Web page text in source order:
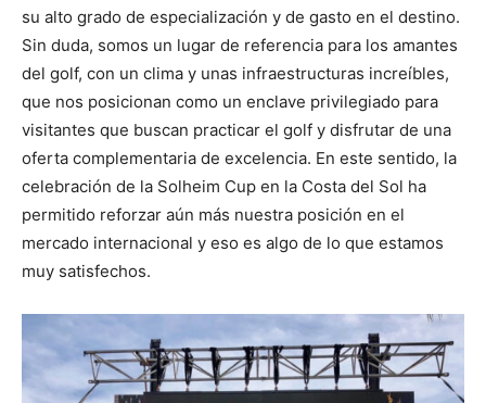
su alto grado de especialización y de gasto en el destino.
Sin duda, somos un lugar de referencia para los amantes
del golf, con un clima y unas infraestructuras increíbles,
que nos posicionan como un enclave privilegiado para
visitantes que buscan practicar el golf y disfrutar de una
oferta complementaria de excelencia. En este sentido, la
celebración de la Solheim Cup en la Costa del Sol ha
permitido reforzar aún más nuestra posición en el
mercado internacional y eso es algo de lo que estamos
muy satisfechos.